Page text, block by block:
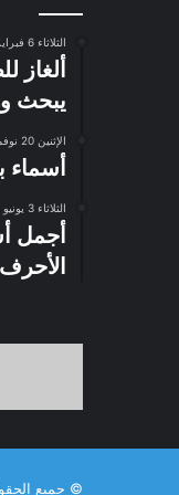
الثلاثاء 6 فبراير 2024 الساعة 3:31 ص
ألغاز
يبحث
الإثنين 20 نوفمبر 2023 الساعة 4:43 ص
أسماء
الثلاثاء 3 يونيو 2025 الساعة 5:27 ص
أجمل
© جميع